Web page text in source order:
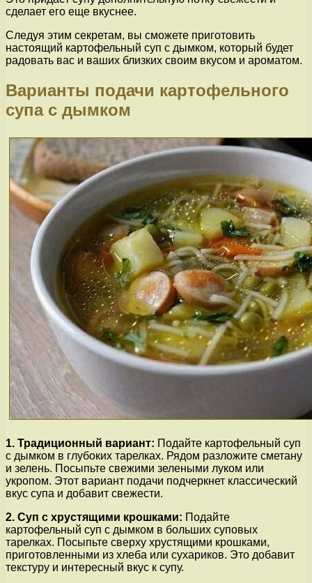
сделает его еще вкуснее.
Следуя этим секретам, вы сможете приготовить
настоящий картофельный суп с дымком, который будет
радовать вас и ваших близких своим вкусом и ароматом.
Варианты подачи картофельного
супа с дымком
1. Традиционный вариант: Подайте картофельный суп
с дымком в глубоких тарелках. Рядом разложите сметану
и зелень. Посыпьте свежими зелеными луком или
укропом. Этот вариант подачи подчеркнет классический
вкус супа и добавит свежести.
2. Суп с хрустящими крошками: Подайте
картофельный суп с дымком в больших суповых
тарелках. Посыпьте сверху хрустящими крошками,
приготовленными из хлеба или сухариков. Это добавит
текстуру и интересный вкус к супу.